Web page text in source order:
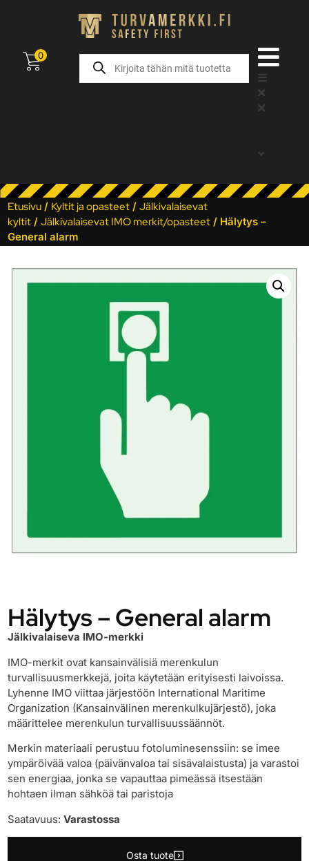
0
Etusivu / Kyltit ja opasteet /Jälkivalaisevat
kyltit /Jälkivalaisevat IMO merkit/opasteet / Hälytys –
General alarm
Hälytys – General alarm
Jälkivalaiseva IMO-merkki
IMO-merkit ovat kansainvälisiä merenkulun
turvallisuusmerkkejä, joita käytetään erityisesti laivoissa.
Lyhenne IMO viittaa järjestöön International Maritime
Organization (Kansainvälinen merenkulkujärjestö), joka
määrittelee merenkulun turvallisuussäännöt.
Merkin materiaali perustuu fotoluminesenssiin: se imee
ympäröivää valoa (päivänvaloa tai sisävalaistusta) ja varastoi
sen energiaa, jonka se vapauttaa pimeässä itsestään
hohtaen ilman sähköä tai paristoja
Saatavuus:Varastossa
Osta tuote